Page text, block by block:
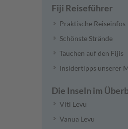
Fiji Reiseführer
Praktische Reiseinfos
Schönste Strände
Tauchen auf den Fijis
Insidertipps unserer
Die Inseln im
Viti Levu
Vanua Levu